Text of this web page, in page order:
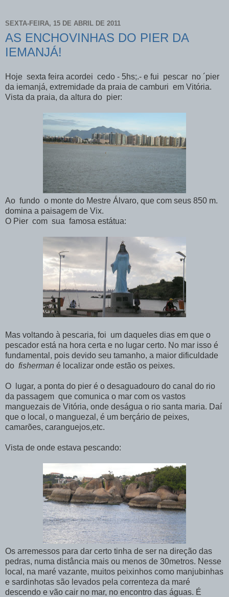
SEXTA-FEIRA, 15 DE ABRIL DE 2011
AS ENCHOVINHAS DO PIER DA
IEMANJÁ!
Hoje sexta feira acordei cedo - 5hs;.- e fui pescar no ´pier
da iemanjá, extremidade da praia de camburi em Vitória.
Vista da praia, da altura do pier:
Ao fundo o monte do Mestre Álvaro, que com seus 850 m.
domina a paisagem de Vix.
O Pier com sua famosa estátua:
Mas voltando à pescaria, foi um daqueles dias em que o
pescador está na hora certa e no lugar certo. No mar isso é
fundamental, pois devido seu tamanho, a maior dificuldade
do fisherman é localizar onde estão os peixes.
O lugar, a ponta do pier é o desaguadouro do canal do rio
da passagem que comunica o mar com os vastos
manguezais de Vitória, onde deságua o rio santa maria. Daí
que o local, o manguezal, é um berçário de peixes,
camarões, caranguejos,etc.
Vista de onde estava pescando:
Os arremessos para dar certo tinha de ser na direção das
pedras, numa distância mais ou menos de 30metros. Nesse
local, na maré vazante, muitos peixinhos como manjubinhas
e sardinhotas são levados pela correnteza da maré
descendo e vão cair no mar, no encontro das águas. É